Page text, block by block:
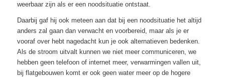
weerbaar zijn als er een noodsituatie ontstaat.
Daarbij gaf hij ook meteen aan dat bij een noodsituatie het altijd
anders zal gaan dan verwacht en voorbereid, maar als je er
vooraf over hebt nagedacht kun je ook alternatieven bedenken.
Als de stroom uitvalt kunnen we niet meer communiceren, we
hebben geen telefoon of internet meer, verwarmingen vallen uit,
bij flatgebouwen komt er ook geen water meer op de hogere